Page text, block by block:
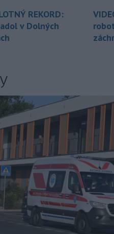
REKORD:
v Dolných